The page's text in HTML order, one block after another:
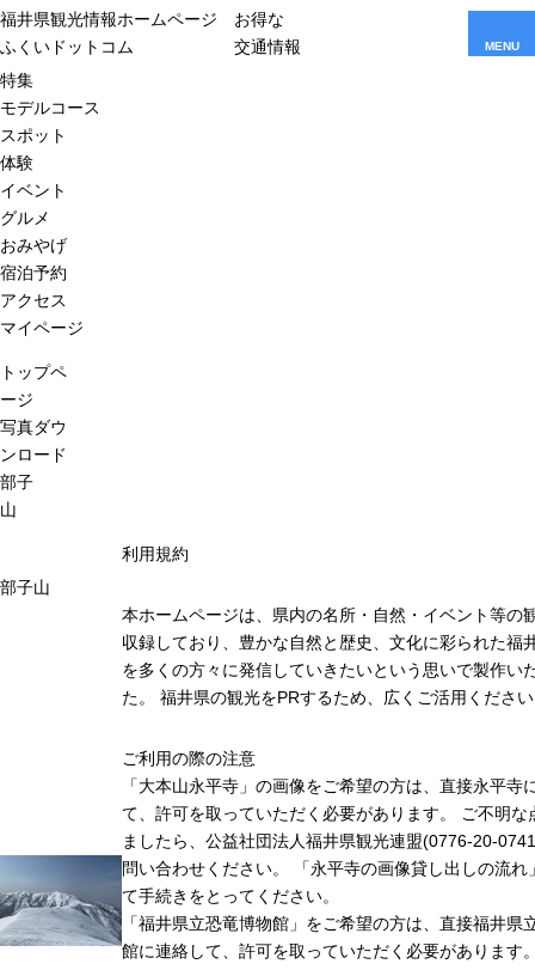
福井県観光情報ホームページ
ふくいドットコム
お得な
交通情報
MENU
特集
モデルコース
スポット
体験
イベント
グルメ
おみやげ
宿泊予約
アクセス
マイページ
トップペ
ージ
写真ダウ
ンロード
部子
山
部子山
利用規約
本ホームページは、県内の名所・自然・イベント等の
収録しており、豊かな自然と歴史、文化に彩られた福
を多くの方々に発信していきたいという思いで製作い
た。 福井県の観光をPRするため、広くご活用くださ
ご利用の際の注意
「大本山永平寺」の画像をご希望の方は、直接永平寺
て、許可を取っていただく必要があります。 ご不明な
ましたら、公益社団法人福井県観光連盟(0776-20-
問い合わせください。 「永平寺の画像貸し出しの流れ
て手続きをとってください。
「福井県立恐竜博物館」をご希望の方は、直接福井県
館に連絡して、許可を取っていただく必要があります